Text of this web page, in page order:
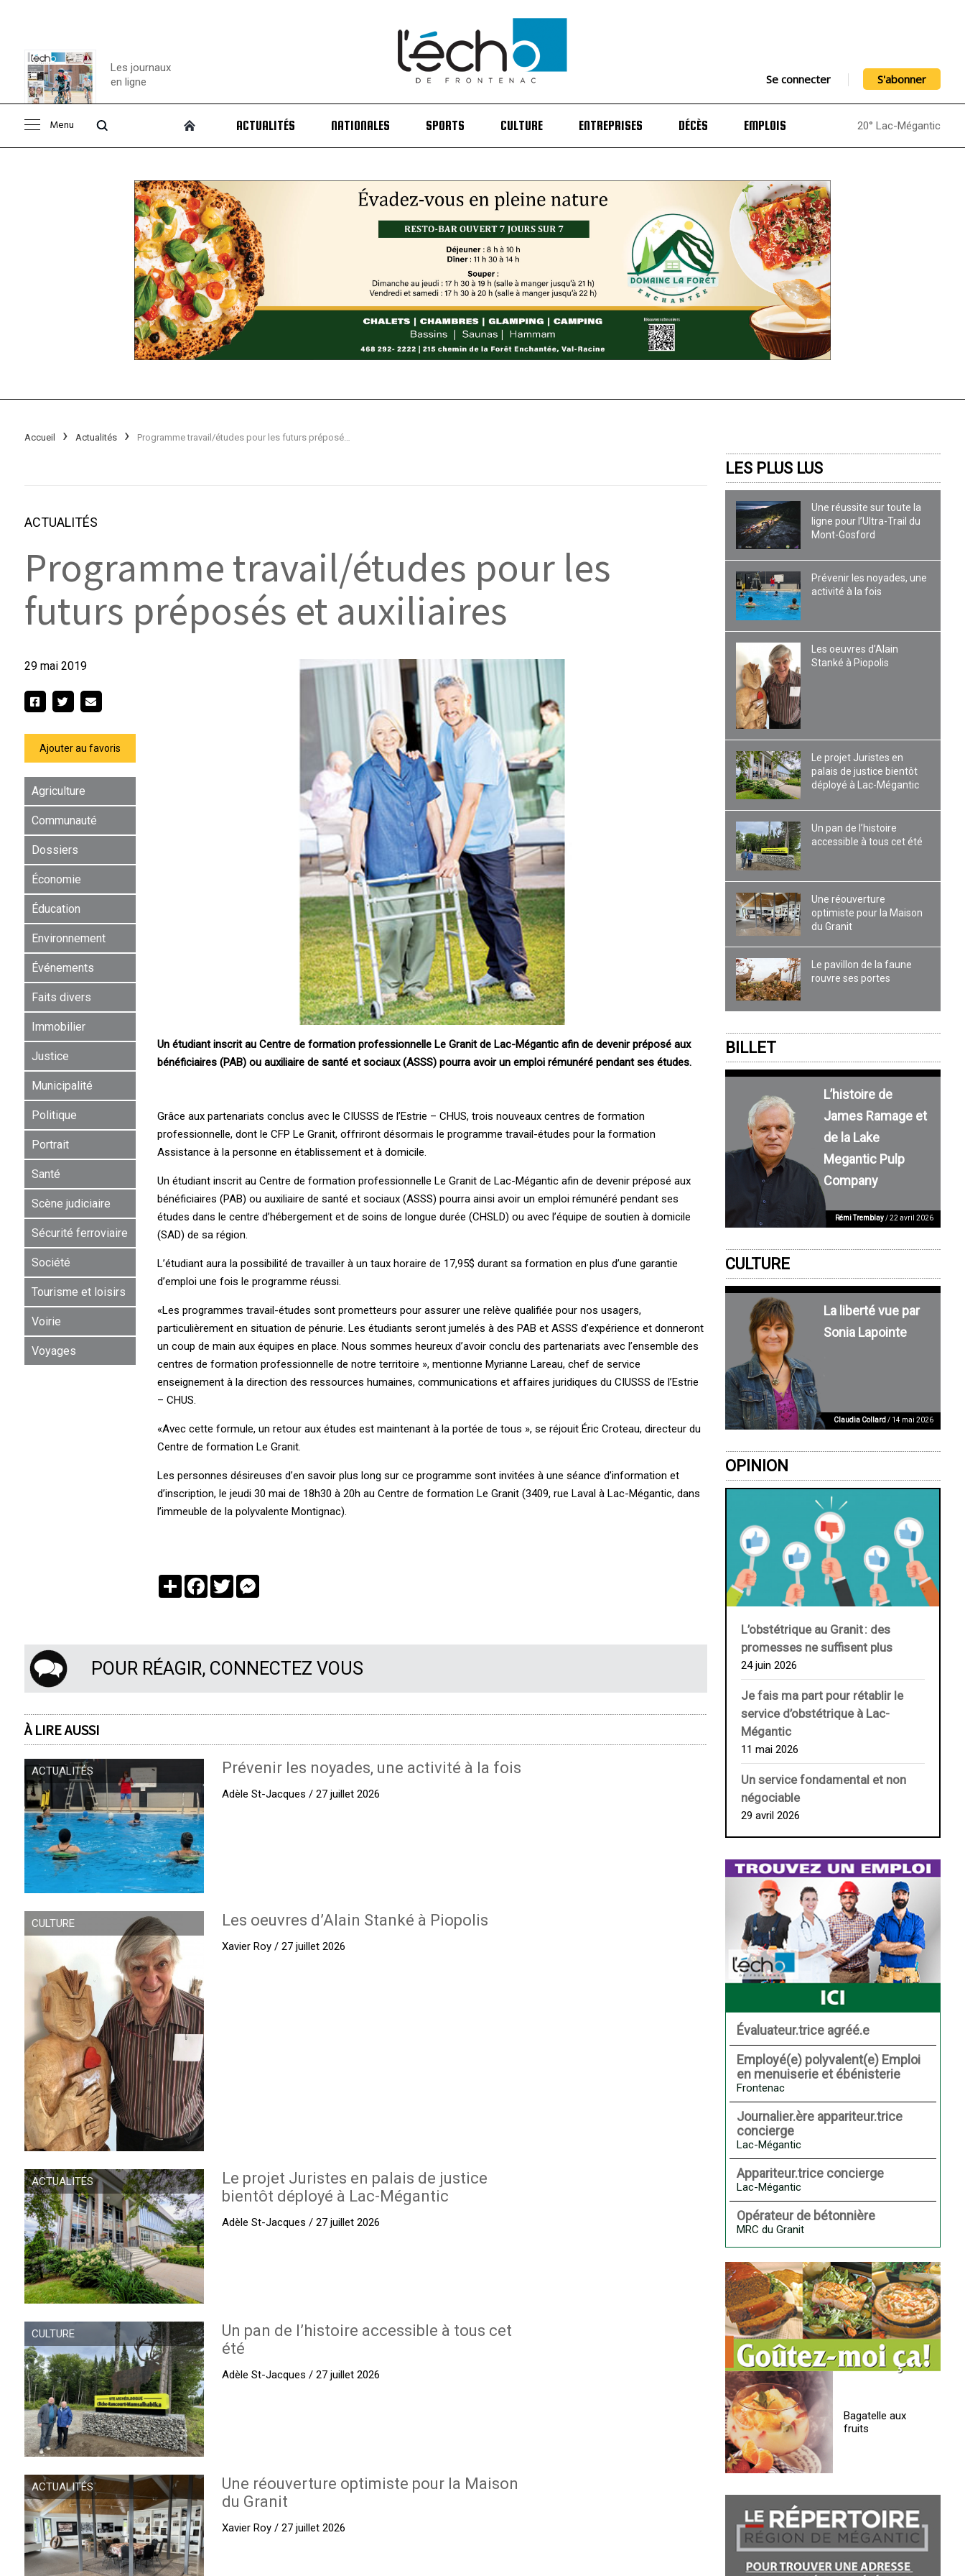
Consulter le
Les journaux
en ligne
Se connecter S'abonner
Menu ACTUALITÉS NATIONALES SPORTS CULTURE ENTREPRISES DÉCÈS EMPLOIS 20° Lac-Mégantic
Accueil Actualités Programme travail/études pour les futurs préposés et auxiliaires
ACTUALITÉS
Programme travail/études pour les
futurs préposés et auxiliaires
29 mai 2019
Ajouter au favoris
Agriculture
Communauté
Dossiers
Économie
Éducation
Environnement
Événements
Faits divers
Immobilier
Justice
Municipalité
Politique
Portrait
Santé
Scène judiciaire
Sécurité ferroviaire
Société
Tourisme et loisirs
Voirie
Voyages
Un étudiant inscrit au Centre de formation professionnelle Le Granit de Lac-Mégantic afin de devenir préposé aux
bénéficiaires (PAB) ou auxiliaire de santé et sociaux (ASSS) pourra avoir un emploi rémunéré pendant ses études.
Grâce aux partenariats conclus avec le CIUSSS de l’Estrie – CHUS, trois nouveaux centres de formation
professionnelle, dont le CFP Le Granit, offriront désormais le programme travail-études pour la formation
Assistance à la personne en établissement et à domicile.
Un étudiant inscrit au Centre de formation professionnelle Le Granit de Lac-Mégantic afin de devenir préposé aux
bénéficiaires (PAB) ou auxiliaire de santé et sociaux (ASSS) pourra ainsi avoir un emploi rémunéré pendant ses
études dans le centre d’hébergement et de soins de longue durée (CHSLD) ou avec l’équipe de soutien à domicile
(SAD) de sa région.
L’étudiant aura la possibilité de travailler à un taux horaire de 17,95$ durant sa formation en plus d’une garantie
d’emploi une fois le programme réussi.
«Les programmes travail-études sont prometteurs pour assurer une relève qualifiée pour nos usagers,
particulièrement en situation de pénurie. Les étudiants seront jumelés à des PAB et ASSS d’expérience et donneront
un coup de main aux équipes en place. Nous sommes heureux d’avoir conclu des partenariats avec l’ensemble des
centres de formation professionnelle de notre territoire », mentionne Myrianne Lareau, chef de service
enseignement à la direction des ressources humaines, communications et affaires juridiques du CIUSSS de l’Estrie
– CHUS.
«Avec cette formule, un retour aux études est maintenant à la portée de tous », se réjouit Éric Croteau, directeur du
Centre de formation Le Granit.
Les personnes désireuses d’en savoir plus long sur ce programme sont invitées à une séance d’information et
d’inscription, le jeudi 30 mai de 18h30 à 20h au Centre de formation Le Granit (3409, rue Laval à Lac-Mégantic, dans
l’immeuble de la polyvalente Montignac).
PartagerFacebook
TwitterMessenger
POUR RÉAGIR, CONNECTEZ VOUS
À LIRE AUSSI
ACTUALITÉS Prévenir les noyades, une activité à la fois
Adèle St-Jacques / 27 juillet 2026
CULTURE Les oeuvres d’Alain Stanké à Piopolis
Xavier Roy / 27 juillet 2026
ACTUALITÉS
Le projet Juristes en palais de justice
bientôt déployé à Lac-Mégantic
Adèle St-Jacques / 27 juillet 2026
CULTURE
Un pan de l’histoire accessible à tous cet
été
Adèle St-Jacques / 27 juillet 2026
ACTUALITÉS
Une réouverture optimiste pour la Maison
du Granit
Xavier Roy / 27 juillet 2026
LES PLUS LUS
Une réussite sur toute la
ligne pour l’Ultra-Trail du
Mont-Gosford
Prévenir les noyades, une
activité à la fois
Les oeuvres d’Alain
Stanké à Piopolis
Le projet Juristes en
palais de justice bientôt
déployé à Lac-Mégantic
Un pan de l’histoire
accessible à tous cet été
Une réouverture
optimiste pour la Maison
du Granit
Le pavillon de la faune
rouvre ses portes
BILLET
L’histoire de
James Ramage et
de la Lake
Megantic Pulp
Company
Rémi Tremblay/ 22 avril 2026
CULTURE
La liberté vue par
Sonia Lapointe
Claudia Collard/ 14 mai 2026
OPINION
L’obstétrique au ­Granit : des
promesses ne suffisent plus
24 juin 2026
Je fais ma part pour rétablir le
service d’obstétrique à Lac-
Mégantic
11 mai 2026
Un service fondamental et non
négociable
29 avril 2026
Évaluateur.trice agréé.e
Employé(e) polyvalent(e) Emploi
en menuiserie et ébénisterie
Frontenac
Journalier.ère appariteur.trice
concierge
Lac-Mégantic
Appariteur.trice concierge
Lac-Mégantic
Opérateur de bétonnière
MRC du Granit
Bagatelle aux
fruits